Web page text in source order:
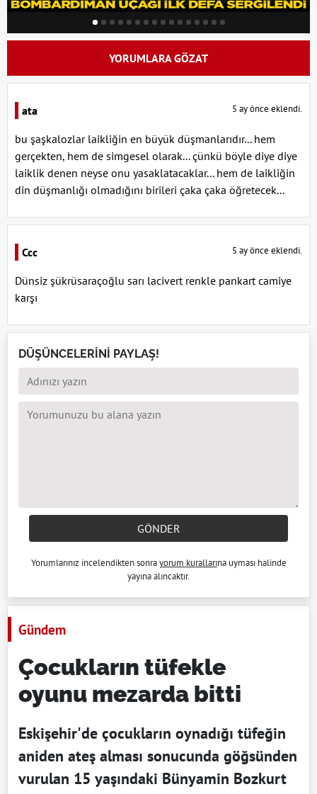
YORUMLARA GÖZAT
ata 5 ay önce eklendi.
bu şaşkalozlar laikliğin en büyük düşmanlarıdır... hem
gerçekten, hem de simgesel olarak... çünkü böyle diye diye
laiklik denen neyse onu yasaklatacaklar... hem de laikliğin
din düşmanlığı olmadığını birileri çaka çaka öğretecek...
Ccc 5 ay önce eklendi.
Dünsiz şükrüsaraçoğlu sarı lacivert renkle pankart camiye
karşı
DÜŞÜNCELERİNİ PAYLAŞ!
GÖNDER
Yorumlarınız incelendikten sonrayorum kurallarına uyması halinde
yayına alıncaktır.
Gündem
Çocukların tüfekle
oyunu mezarda bitti
Eskişehir'de çocukların oynadığı tüfeğin
aniden ateş alması sonucunda göğsünden
vurulan 15 yaşındaki Bünyamin Bozkurt